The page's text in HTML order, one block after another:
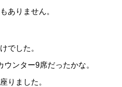
ありません。
でした。
ンター9席だったかな。
りました。